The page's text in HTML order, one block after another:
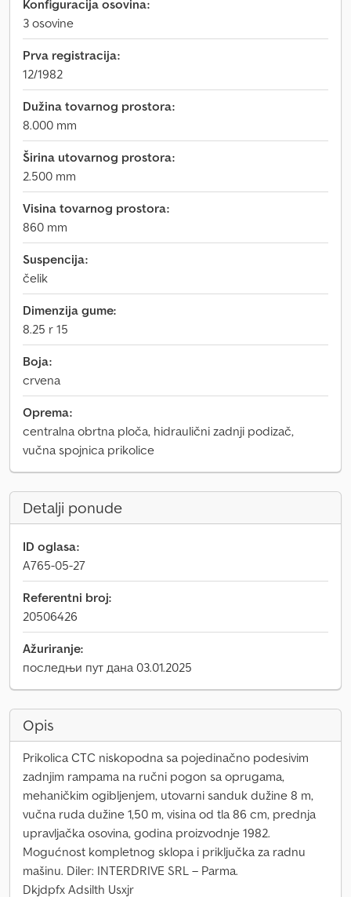
Konfiguracija osovina:
3 osovine
Prva registracija:
12/1982
Dužina tovarnog prostora:
8.000 mm
Širina utovarnog prostora:
2.500 mm
Visina tovarnog prostora:
860 mm
Suspencija:
čelik
Dimenzija gume:
8.25 r 15
Boja:
crvena
Oprema:
centralna obrtna ploča, hidraulični zadnji podizač,
vučna spojnica prikolice
Detalji ponude
ID oglasa:
A765-05-27
Referentni broj:
20506426
Ažuriranje:
последњи пут дана 03.01.2025
Opis
Prikolica CTC niskopodna sa pojedinačno podesivim
zadnjim rampama na ručni pogon sa oprugama,
mehaničkim ogibljenjem, utovarni sanduk dužine 8 m,
vučna ruda dužine 1,50 m, visina od tla 86 cm, prednja
upravljačka osovina, godina proizvodnje 1982.
Mogućnost kompletnog sklopa i priključka za radnu
mašinu. Diler: INTERDRIVE SRL – Parma.
Dkjdpfx Adsilth Usxjr